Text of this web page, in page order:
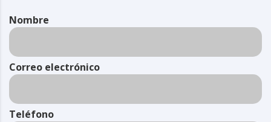
Nombre
Correo electrónico
Teléfono